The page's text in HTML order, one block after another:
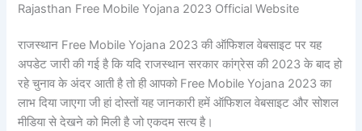
Rajasthan Free Mobile Yojana 2023 Official Website
राजस्थान Free Mobile Yojana 2023 की ऑफिशल वेबसाइट पर यह
अपडेट जारी की गई है कि यदि राजस्थान सरकार कांग्रेस की 2023 के बाद हो
रहे चुनाव के अंदर आती है तो ही आपको Free Mobile Yojana 2023 का
लाभ दिया जाएगा जी हां दोस्तों यह जानकारी हमें ऑफिशल वेबसाइट और सोशल
मीडिया से देखने को मिली है जो एकदम सत्य है।